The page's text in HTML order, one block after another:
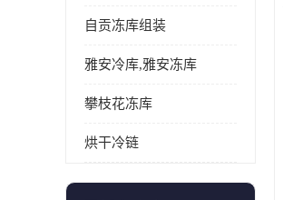
自贡冻库组装
雅安冷库,雅安冻库
攀枝花冻库
烘干冷链